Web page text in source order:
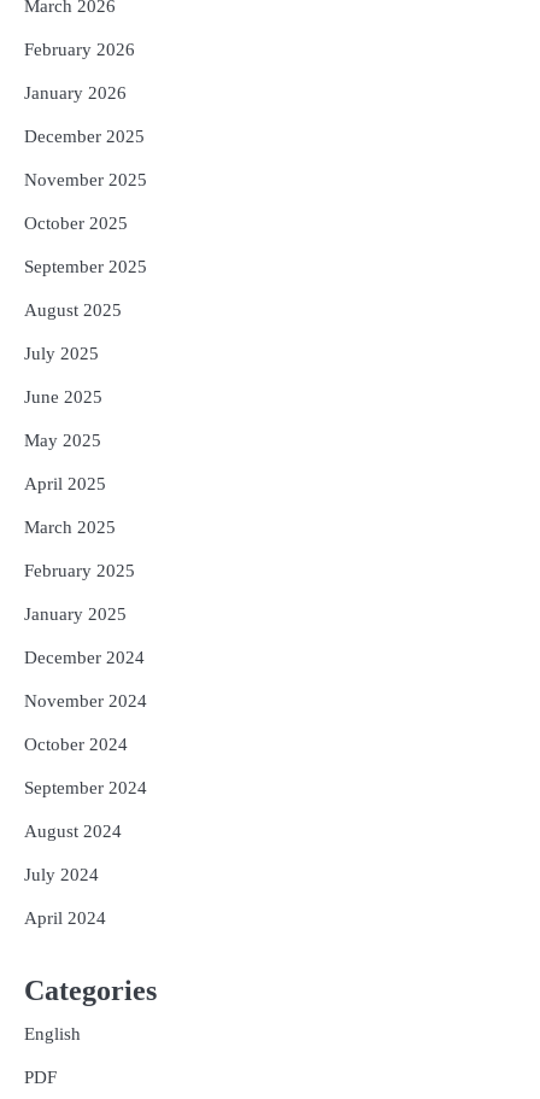
March 2026
February 2026
January 2026
December 2025
November 2025
October 2025
September 2025
August 2025
July 2025
June 2025
May 2025
April 2025
March 2025
February 2025
January 2025
December 2024
November 2024
October 2024
September 2024
August 2024
July 2024
April 2024
Categories
English
PDF